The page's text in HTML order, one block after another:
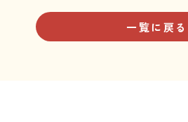
一覧に戻る